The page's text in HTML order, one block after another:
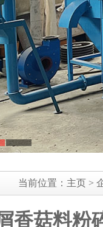
当前位置： 主页 >
香菇料粉